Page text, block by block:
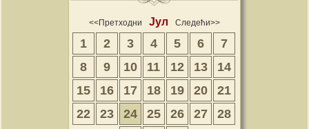
<<Претходни Јул Следећи>>
1 2 3 4 5 6
7
8
9 10 11 12 13
14
15
16 17 18 19 20
21
22
23 24 25 26 27
28